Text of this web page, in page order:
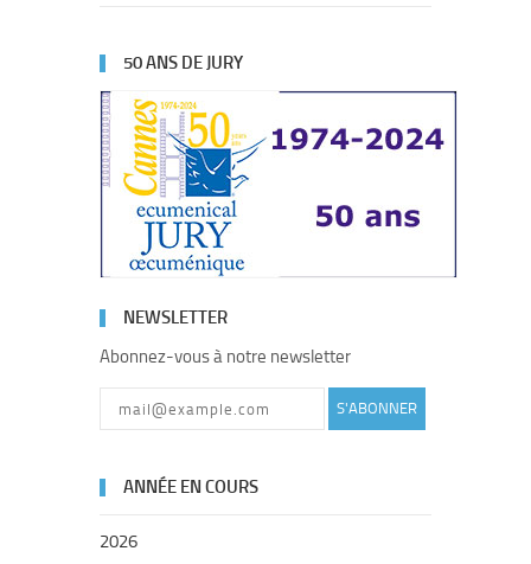
50 ANS DE JURY
NEWSLETTER
Abonnez-vous à notre newsletter
S'ABONNER
ANNÉE EN COURS
2026